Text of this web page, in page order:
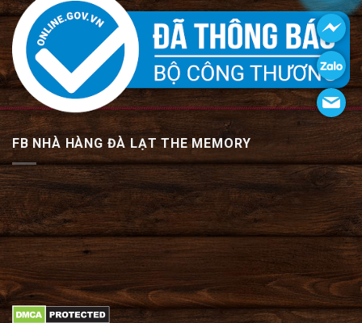
FB NHÀ HÀNG ĐÀ LẠT THE MEMORY